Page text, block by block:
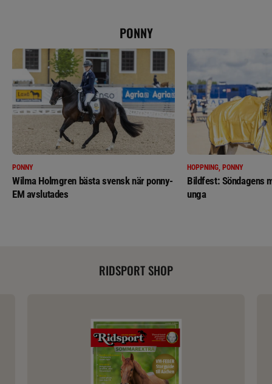
PONNY
PONNY
Wilma Holmgren bästa svensk när ponny-
EM avslutades
HOPPNING, PONNY
Bildfest: Söndagens
unga
RIDSPORT SHOP